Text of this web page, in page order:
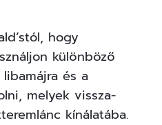
hogy
különböző
és a
melyek vissza-
kínálatába.